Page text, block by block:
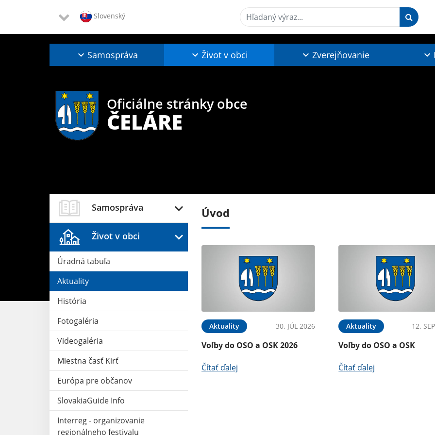
Slovenský Hľadaný výraz...
Samospráva Život v obci Zverejňovanie
Oficiálne stránky obce
ČELÁRE
Samospráva
Život v obci
Úradná tabuľa
Aktuality
História
Fotogaléria
Videogaléria
Miestna časť Kirť
Európa pre občanov
SlovakiaGuide Info
Interreg - organizovanie
regionálneho festivalu
Úvod
12. SEP 2022 Aktuality 30. JÚL 2026
Voľby do OSO a OSK 2026
Čítať ďalej
Aktuality 12.
Voľby do OSO a OSK
Čítať ďalej